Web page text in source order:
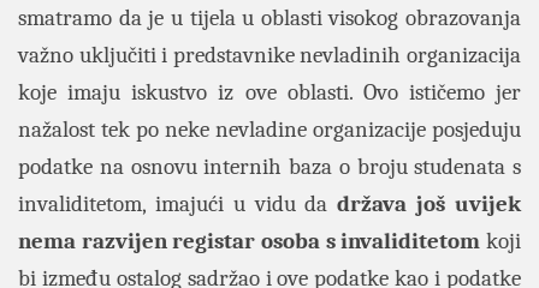
smatramo da je u tijela u oblasti visokog obrazovanja
važno uključiti i predstavnike nevladinih organizacija
koje imaju iskustvo iz ove oblasti. Ovo ističemo jer
nažalost tek po neke nevladine organizacije posjeduju
podatke na osnovu internih baza o broju studenata s
invaliditetom, imajući u vidu dadržava još uvijek
nema razvijen registar osoba s invaliditetom koji
bi između ostalog sadržao i ove podatke kao i podatke